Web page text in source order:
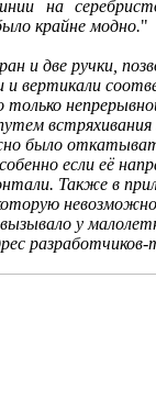
на
крайне модно."
и две ручки,
и вертикали
встряхивания
было
если её
Также в
у
разработчиков-